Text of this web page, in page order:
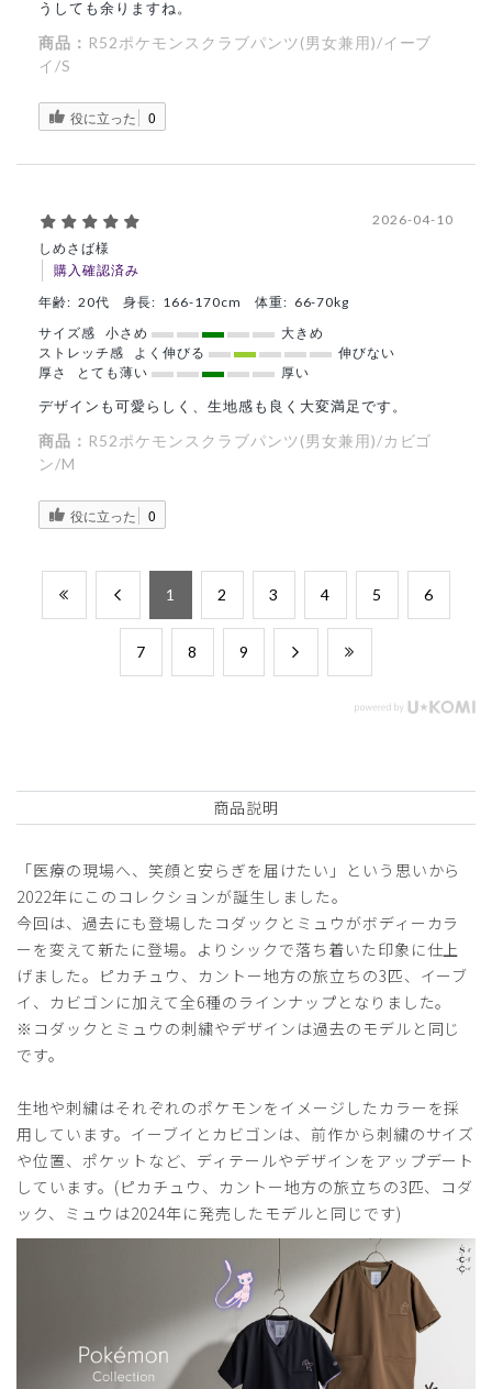
うしても余りますね。
商品： R52ポケモンスクラブパンツ(男女兼用)/イーブ
イ/S
役に立った 0
しめさば様
購入確認済み
2026-04-10
年齢: 20代 身長: 166-170cm 体重: 66-70kg
サイズ感
小さめ
大きめ
ストレッチ感
よく伸びる
伸びない
厚さ
とても薄い 厚い
デザインも可愛らしく、生地感も良く大変満足です。
商品： R52ポケモンスクラブパンツ(男女兼用)/カビゴ
ン/M
役に立った 0
​1 ​2 ​3 ​4 ​5 ​6
​7 ​8 ​9
商品説明
「医療の現場へ、笑顔と安らぎを届けたい」という思いから
2022年にこのコレクションが誕生しました。
今回は、過去にも登場したコダックとミュウがボディーカラ
ーを変えて新たに登場。よりシックで落ち着いた印象に仕上
げました。ピカチュウ、カントー地方の旅立ちの3匹、イーブ
イ、カビゴンに加えて全6種のラインナップとなりました。
※コダックとミュウの刺繍やデザインは過去のモデルと同じ
です。
生地や刺繍はそれぞれのポケモンをイメージしたカラーを採
用しています。イーブイとカビゴンは、前作から刺繍のサイズ
や位置、ポケットなど、ディテールやデザインをアップデート
しています。(ピカチュウ、カントー地方の旅立ちの3匹、コダ
ック、ミュウは2024年に発売したモデルと同じです)